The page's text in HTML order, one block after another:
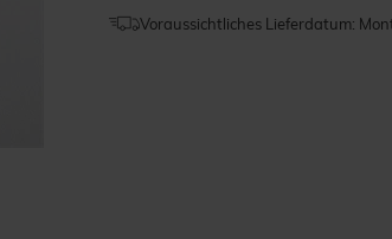
Voraussichtliches Lieferdatum: